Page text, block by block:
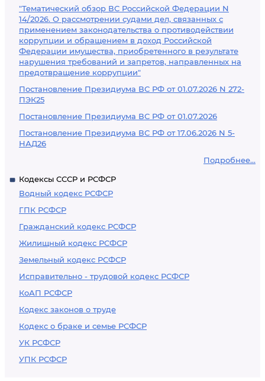
"Тематический обзор ВС Российской Федерации N
14/2026. О рассмотрении судами дел, связанных с
применением законодательства о противодействии
коррупции и обращением в доход Российской
Федерации имущества, приобретенного в результате
нарушения требований и запретов, направленных на
предотвращение коррупции"
Постановление Президиума ВС РФ от 01.07.2026 N 272-
ПЭК25
Постановление Президиума ВС РФ от 01.07.2026
Постановление Президиума ВС РФ от 17.06.2026 N 5-
НАД26
Подробнее...
Кодексы СССР и РСФСР
Водный кодекс РСФСР
ГПК РСФСР
Гражданский кодекс РСФСР
Жилищный кодекс РСФСР
Земельный кодекс РСФСР
Исправительно - трудовой кодекс РСФСР
КоАП РСФСР
Кодекс законов о труде
Кодекс о браке и семье РСФСР
УК РСФСР
УПК РСФСР